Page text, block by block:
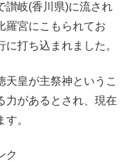
讃岐(香川県)に流され
羅宮にこもられてお
打ち込まれました。
天皇が主祭神というこ
力があるとされ、現在
。
ク